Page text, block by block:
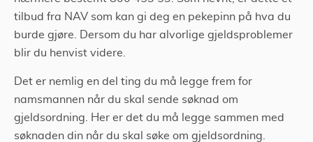
tilbud fra NAV som kan gi deg en pekepinn på hva du
burde gjøre. Dersom du har alvorlige gjeldsproblemer
blir du henvist videre.
Det er nemlig en del ting du må legge frem for
namsmannen når du skal sende søknad om
gjeldsordning. Her er det du må legge sammen med
søknaden din når du skal søke om gjeldsordning.